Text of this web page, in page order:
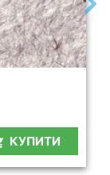
КУПИТИ